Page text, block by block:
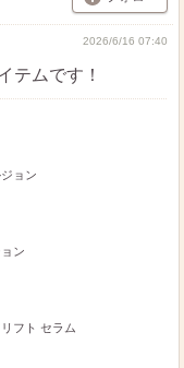
2026/6/16 07:40
テムです！
ョン
ン
フト セラム